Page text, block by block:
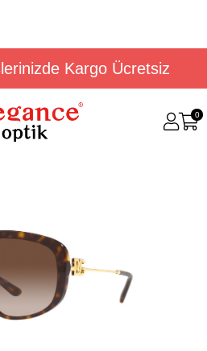
Kargo Ücretsiz
0